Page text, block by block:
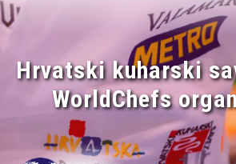
Hrvatski kuharski
WorldChefs